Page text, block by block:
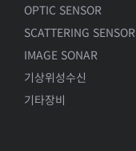
OPTIC SENSOR
SCATTERING SENSOR
IMAGE SONAR
기상위성수신
기타장비